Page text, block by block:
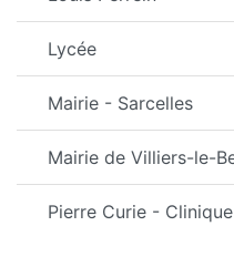
Lycée
Mairie - Sarcelles
Mairie de Villiers-le-
Pierre Curie -